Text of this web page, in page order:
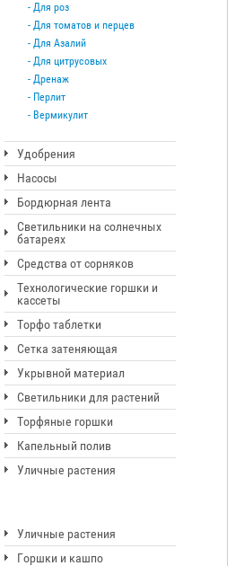
Для роз
Для томатов и перцев
Для Азалий
Для цитрусовых
Дренаж
Перлит
Вермикулит
Удобрения
Насосы
Бордюрная лента
Светильники на солнечных
батареях
Средства от сорняков
Технологические горшки и
кассеты
Торфо таблетки
Сетка затеняющая
Укрывной материал
Светильники для растений
Торфяные горшки
Капельный полив
Уличные растения
Уличные растения
Горшки и кашпо